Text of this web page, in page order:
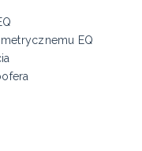
EQ